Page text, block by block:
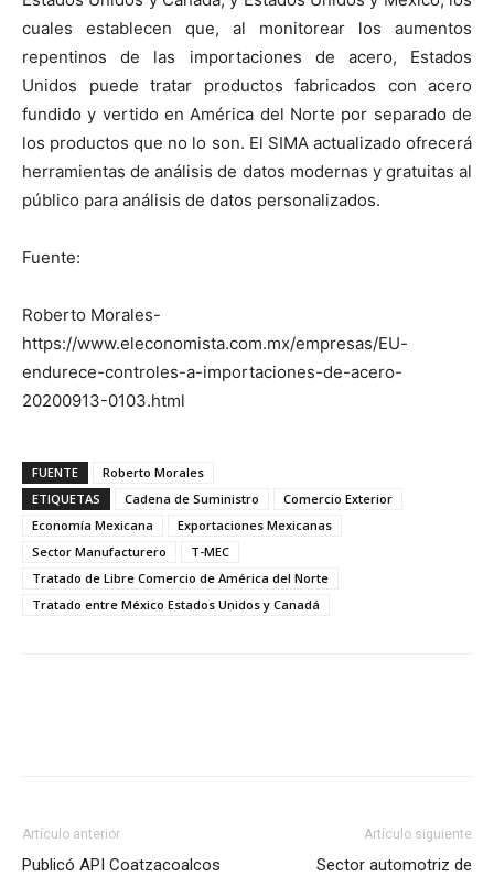
cuales establecen que, al monitorear los aumentos
repentinos de las importaciones de acero, Estados
Unidos puede tratar productos fabricados con acero
fundido y vertido en América del Norte por separado de
los productos que no lo son. El SIMA actualizado ofrecerá
herramientas de análisis de datos modernas y gratuitas al
público para análisis de datos personalizados.
Fuente:
Roberto Morales-
https://www.eleconomista.com.mx/empresas/EU-
endurece-controles-a-importaciones-de-acero-
20200913-0103.html
FUENTE
Roberto Morales
ETIQUETAS
Cadena de Suministro
Comercio Exterior
Economía Mexicana
Exportaciones Mexicanas
Sector Manufacturero
T-MEC
Tratado de Libre Comercio de América del Norte
Tratado entre México Estados Unidos y Canadá
Artículo anterior
Publicó API Coatzacoalcos
Artículo siguiente
Sector automotriz de